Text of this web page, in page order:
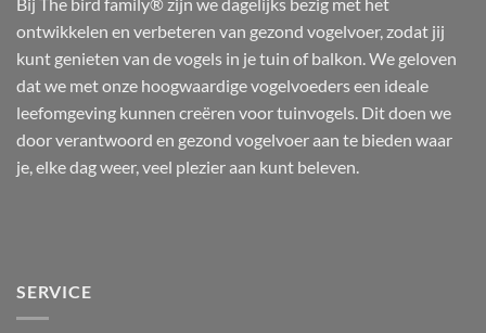
ontwikkelen en verbeteren van gezond vogelvoer, zodat jij
kunt genieten van de vogels in je tuin of balkon. We geloven
dat we met onze hoogwaardige vogelvoeders een ideale
leefomgeving kunnen creëren voor tuinvogels. Dit doen we
door verantwoord en gezond vogelvoer aan te bieden waar
je, elke dag weer, veel plezier aan kunt beleven.
SERVICE